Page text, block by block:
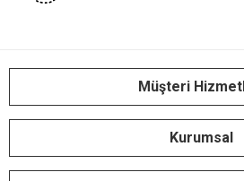
Müşteri
Kurumsal